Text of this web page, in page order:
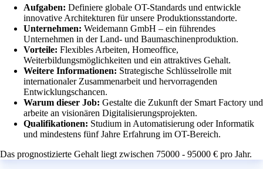
Aufgaben: Definiere globale OT-Standards und entwickle
innovative Architekturen für unsere Produktionsstandorte.
Unternehmen: Weidemann GmbH – ein führendes
Unternehmen in der Land- und Baumaschinenproduktion.
Vorteile: Flexibles Arbeiten, Homeoffice,
Weiterbildungsmöglichkeiten und ein attraktives Gehalt.
Weitere Informationen: Strategische Schlüsselrolle mit
internationaler Zusammenarbeit und hervorragenden
Entwicklungschancen.
Warum dieser Job: Gestalte die Zukunft der Smart Factory und
arbeite an visionären Digitalisierungsprojekten.
Qualifikationen: Studium in Automatisierung oder Informatik
und mindestens fünf Jahre Erfahrung im OT-Bereich.
Das prognostizierte Gehalt liegt zwischen 75000 - 95000 € pro Jahr.